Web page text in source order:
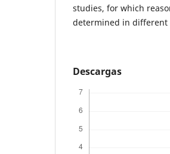
studies, for which
determined in different
Descargas